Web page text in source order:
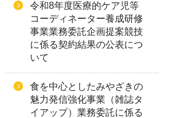
令和8年度医療的ケア児等
コーディネーター養成研修
事業業務委託企画提案競技
に係る契約結果の公表につ
いて
食を中心としたみやざきの
魅力発信強化事業（雑誌タ
イアップ）業務委託に係る